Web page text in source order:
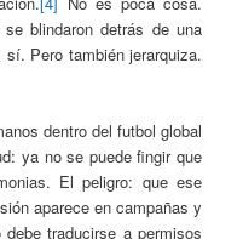
blindaron detrás de una
sí. Pero también jerarquiza.
dentro del futbol global
ya no se puede fingir que
El peligro: que ese
aparece en campañas y
traducirse a permisos